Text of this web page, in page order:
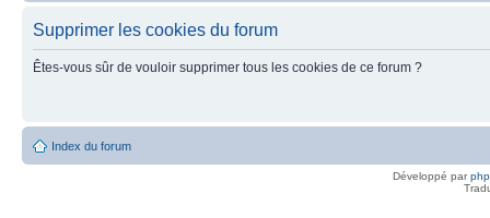
Supprimer les cookies du forum
Êtes-vous sûr de vouloir supprimer tous les cookies de ce forum ?
Index du forum
Développé par